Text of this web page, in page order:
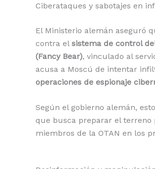
Ciberataques y sabotajes en
El Ministerio alemán aseguró
contra el sistema de control
(Fancy Bear), vinculado al
acusa a Moscú de intentar
operaciones de espionaje
Según el gobierno alemán,
que busca preparar el terreno
miembros de la OTAN en los